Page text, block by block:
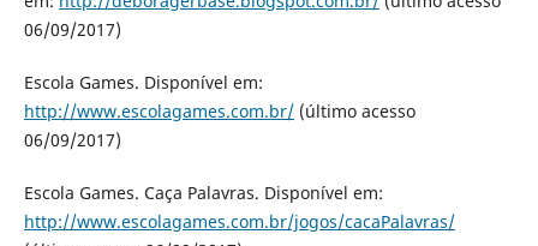
06/09/2017)
Escola Games. Disponível em:
http://www.escolagames.com.br/(último acesso
06/09/2017)
Escola Games. Caça Palavras. Disponível em:
http://www.escolagames.com.br/jogos/cacaPalavras/